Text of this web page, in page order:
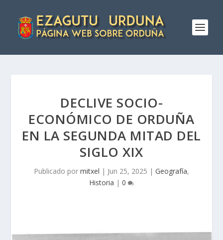
DECLIVE SOCIO-
ECONÓMICO DE ORDUÑA
EN LA SEGUNDA MITAD DEL
SIGLO XIX
Publicado por mitxel | Jun 25, 2025 | Geografía,
Historia | 0